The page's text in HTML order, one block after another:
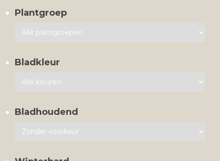
Plantgroep
Bladkleur
Bladhoudend